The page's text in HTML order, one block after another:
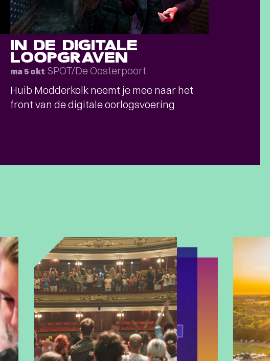
IN DE DIGITALE
LOOPGRAVEN
ma 5 okt SPOT/De Oosterpoort
Huib Modderkolk neemt je mee naar het
front van de digitale oorlogsvoering